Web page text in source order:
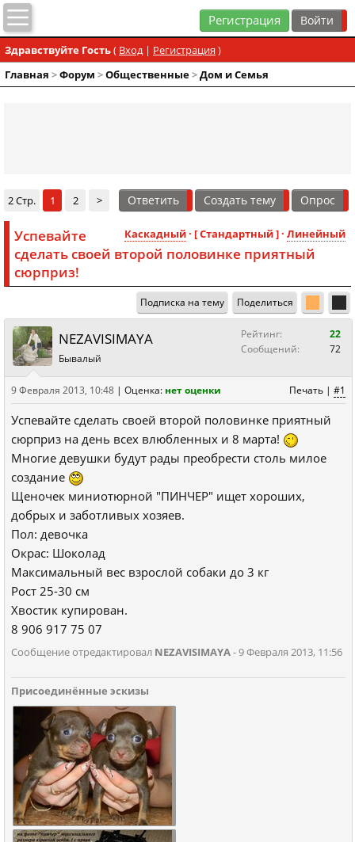
Регистрация
Здравствуйте Гость( Вход| Регистрация )
Главная >Форум >Общественные>Дом и Семья
Ответить Создать тему Опрос
2 Стр. 1 2 >
Каскадный· [ Стандартный ] · Линейный
Успевайте
сделать своей второй половинке приятный
сюрприз!
Подписка на тему Поделиться
NEZAVISIMAYA
Бывалый
Рейтинг:
22
Сообщений:
72
Печать | #1
9 Февраля 2013, 10:48 | Оценка: нет оценки
Успевайте сделать своей второй половинке приятный
сюрприз на день всех влюбленных и 8 марта!
Многие девушки будут рады преобрести столь милое
создание
Щеночек миниотюрной "ПИНЧЕР" ищет хороших,
добрых и заботливых хозяев.
Пол: девочка
Окрас: Шоколад
Максимальный вес взрослой собаки до 3 кг
Рост 25-30 см
Хвостик купирован.
8 906 917 75 07
Сообщение отредактировал NEZAVISIMAYA- 9 Февраля 2013, 11:56
Присоединённые эскизы